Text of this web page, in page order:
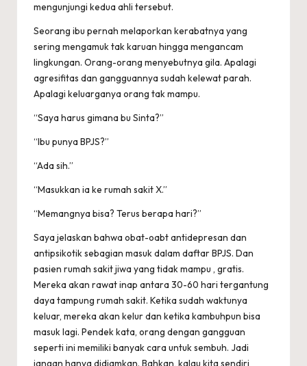
mengunjungi kedua ahli tersebut.
Seorang ibu pernah melaporkan kerabatnya yang
sering mengamuk tak karuan hingga mengancam
lingkungan. Orang-orang menyebutnya gila. Apalagi
agresifitas dan gangguannya sudah kelewat parah.
Apalagi keluarganya orang tak mampu.
“Saya harus gimana bu Sinta?”
“Ibu punya BPJS?”
“Ada sih.”
“Masukkan ia ke rumah sakit X.”
“Memangnya bisa? Terus berapa hari?”
Saya jelaskan bahwa obat-oabt antidepresan dan
antipsikotik sebagian masuk dalam daftar BPJS. Dan
pasien rumah sakit jiwa yang tidak mampu , gratis.
Mereka akan rawat inap antara 30-60 hari tergantung
daya tampung rumah sakit. Ketika sudah waktunya
keluar, mereka akan kelur dan ketika kambuhpun bisa
masuk lagi. Pendek kata, orang dengan gangguan
seperti ini memiliki banyak cara untuk sembuh. Jadi
jangan hanya didiamkan. Bahkan, kalau kita sendiri